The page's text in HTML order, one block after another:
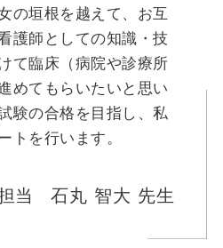
の垣根を越えて、お互
護師としての知識・技
て臨床（病院や診療所
めてもらいたいと思い
験の合格を目指し、私
トを行います。
当 石丸 智大 先生